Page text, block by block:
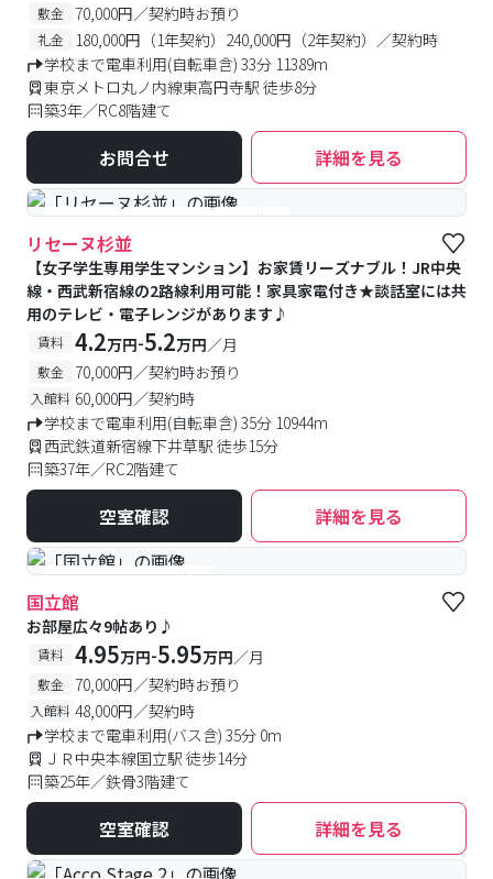
敷金 70,000円／契約時お預り
礼金
180,000円（1年契約）240,000円（2年契約）／契約時
学校まで電車利用(自転車含) 33分 11389m
東京メトロ丸ノ内線東高円寺駅 徒歩8分
築3年／RC8階建て
お問合せ 詳細を見る
#女性専用 #予約受付中 #空室待ち
リセーヌ杉並
【女子学生専用学生マンション】お家賃リーズナブル！JR中央
線・西武新宿線の2路線利用可能！家具家電付き★談話室には共
用のテレビ・電子レンジがあります♪
賃料 4.2万円-5.2万円／月
敷金 70,000円／契約時お預り
入館料 60,000円／契約時
学校まで電車利用(自転車含) 35分 10944m
西武鉄道新宿線下井草駅 徒歩15分
築37年／RC2階建て
空室確認 詳細を見る
#予約受付中 #空室待ち
国立館
お部屋広々9帖あり♪
賃料 4.95万円-5.95万円／月
敷金 70,000円／契約時お預り
入館料 48,000円／契約時
学校まで電車利用(バス含) 35分 0m
ＪＲ中央本線国立駅 徒歩14分
築25年／鉄骨3階建て
空室確認 詳細を見る